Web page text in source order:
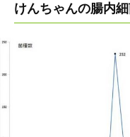
けんちゃんの腸内